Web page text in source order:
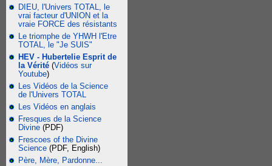
DIEU, l'Univers TOTAL, le
vrai facteur d'UNION et la
vraie FORCE des résistants
Le triomphe de YHWH l'Etre
TOTAL, le "Je SUIS"
HEV - Hubertelie Esprit de
la Vérité (Vidéos sur
Youtube)
Les Vidéos de la Science
de l'Univers TOTAL
Les Vidéos en anglais
Fresques de la Science
Divine (PDF)
Frescoes of the Divine
Science (PDF, English)
Père, Mère, Pardonne...